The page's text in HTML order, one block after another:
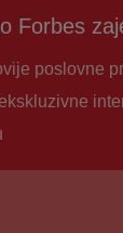
Forbes
poslovne